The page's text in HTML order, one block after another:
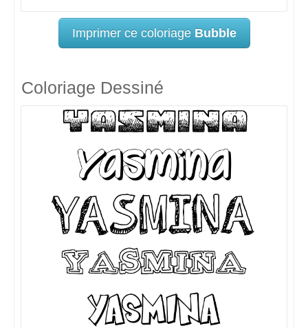
Imprimer ce coloriage Bubble
Coloriage Dessiné